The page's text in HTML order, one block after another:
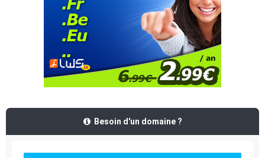
Besoin d'un domaine ?